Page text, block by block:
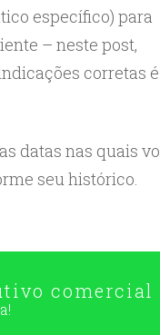
específico) para
– neste post,
corretas
datas nas quais
seu histórico.
comercial